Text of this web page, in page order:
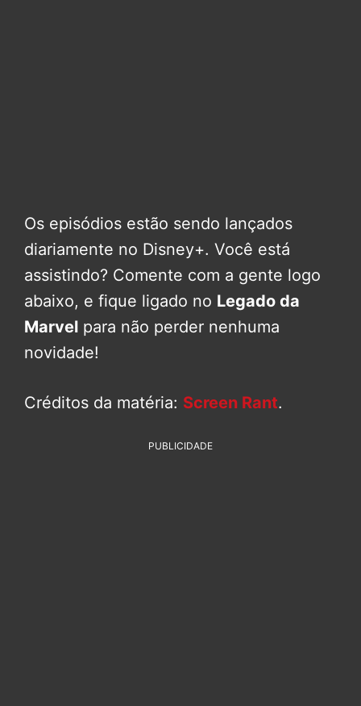
Os episódios estão sendo lançados
diariamente no Disney+. Você está
assistindo? Comente com a gente logo
abaixo, e fique ligado no Legado da
Marvel para não perder nenhuma
novidade!
Créditos da matéria: Screen Rant.
PUBLICIDADE